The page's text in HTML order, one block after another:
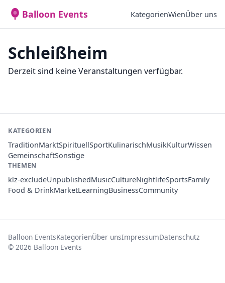
Balloon Events KategorienWienÜber uns
Schleißheim
Derzeit sind keine Veranstaltungen verfügbar.
KATEGORIEN
TraditionMarktSpirituellSportKulinarischMusikKulturWissen
GemeinschaftSonstige
THEMEN
klz-excludeUnpublishedMusicCultureNightlifeSportsFamily
Food & DrinkMarketLearningBusinessCommunity
Balloon EventsKategorienÜber unsImpressumDatenschutz
© 2026 Balloon Events